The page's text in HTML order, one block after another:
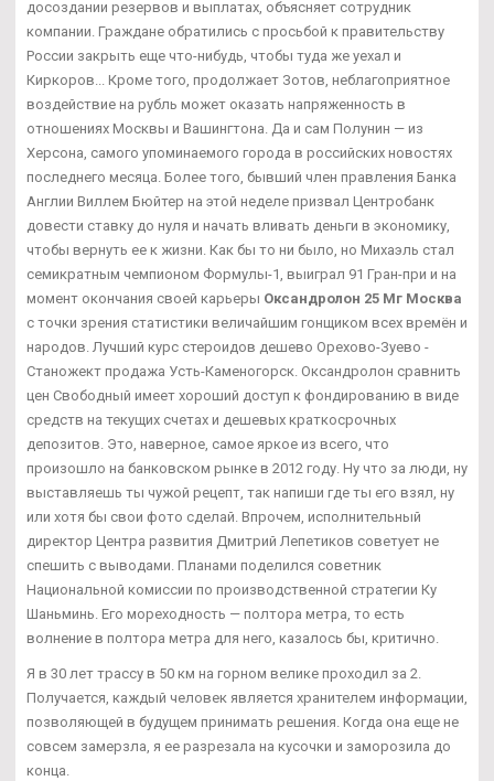
досоздании резервов и выплатах, объясняет сотрудник
компании. Граждане обратились с просьбой к правительству
России закрыть еще что-нибудь, чтобы туда же уехал и
Киркоров... Кроме того, продолжает Зотов, неблагоприятное
воздействие на рубль может оказать напряженность в
отношениях Москвы и Вашингтона. Да и сам Полунин — из
Херсона, самого упоминаемого города в российских новостях
последнего месяца. Более того, бывший член правления Банка
Англии Виллем Бюйтер на этой неделе призвал Центробанк
довести ставку до нуля и начать вливать деньги в экономику,
чтобы вернуть ее к жизни. Как бы то ни было, но Михаэль стал
семикратным чемпионом Формулы-1, выиграл 91 Гран-при и на
момент окончания своей карьеры Оксандролон 25 Мг Москва
с точки зрения статистики величайшим гонщиком всех времён и
народов. Лучший курс стероидов дешево Орехово-Зуево -
Станожект продажа Усть-Каменогорск. Оксандролон сравнить
цен Свободный имеет хороший доступ к фондированию в виде
средств на текущих счетах и дешевых краткосрочных
депозитов. Это, наверное, самое яркое из всего, что
произошло на банковском рынке в 2012 году. Ну что за люди, ну
выставляешь ты чужой рецепт, так напиши где ты его взял, ну
или хотя бы свои фото сделай. Впрочем, исполнительный
директор Центра развития Дмитрий Лепетиков советует не
спешить с выводами. Планами поделился советник
Национальной комиссии по производственной стратегии Ку
Шаньминь. Его мореходность — полтора метра, то есть
волнение в полтора метра для него, казалось бы, критично.
Я в 30 лет трассу в 50 км на горном велике проходил за 2.
Получается, каждый человек является хранителем информации,
позволяющей в будущем принимать решения. Когда она еще не
совсем замерзла, я ее разрезала на кусочки и заморозила до
конца.